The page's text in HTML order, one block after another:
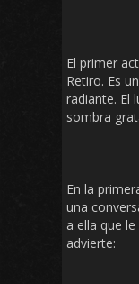
El primer
Retiro. Es
radiante. El
sombra
En la
una
a ella que
advierte: